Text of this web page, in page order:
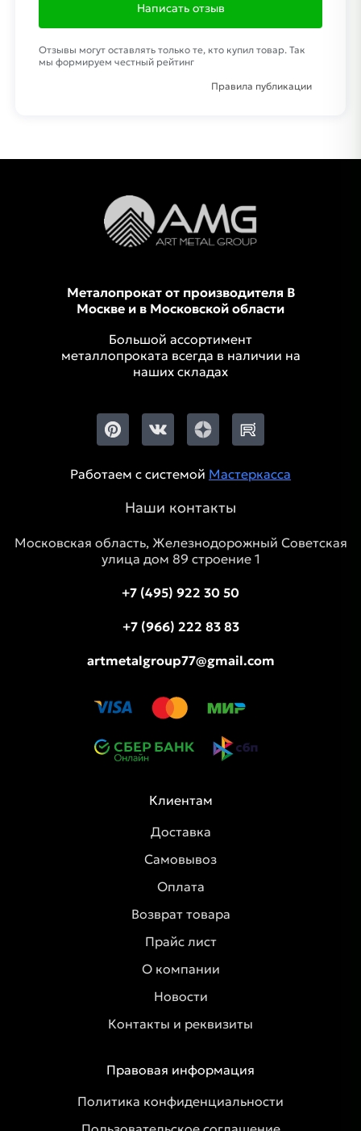
Написать отзыв
Отзывы могут оставлять только те, кто купил товар. Так
мы формируем честный рейтинг
Правила публикации
Металопрокат от производителя В
Москве и в Московской области
Большой ассортимент
металлопроката всегда в наличии на
наших складах
Работаем с системой Мастеркасса
Наши контакты
Московская область, Железнодорожный Советская
улица дом 89 строение 1
+7 (495) 922 30 50
+7 (966) 222 83 83
artmetalgroup77@gmail.com
Клиентам
Доставка
Самовывоз
Оплата
Возврат товара
Прайс лист
О компании
Новости
Контакты и реквизиты
Правовая информация
Политика конфиденциальности